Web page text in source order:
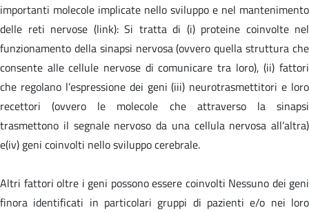
importanti molecole implicate nello sviluppo e nel mantenimento
delle reti nervose (link): Si tratta di (i) proteine coinvolte nel
funzionamento della sinapsi nervosa (ovvero quella struttura che
consente alle cellule nervose di comunicare tra loro), (ii) fattori
che regolano l’espressione dei geni (iii) neurotrasmettitori e loro
recettori (ovvero le molecole che attraverso la sinapsi
trasmettono il segnale nervoso da una cellula nervosa all’altra)
e(iv) geni coinvolti nello sviluppo cerebrale.
Altri fattori oltre i geni possono essere coinvolti Nessuno dei geni
finora identificati in particolari gruppi di pazienti e/o nei loro